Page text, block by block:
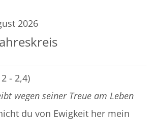
2026
- 2,4)
wegen seiner Treue am Leben
du von Ewigkeit her mein